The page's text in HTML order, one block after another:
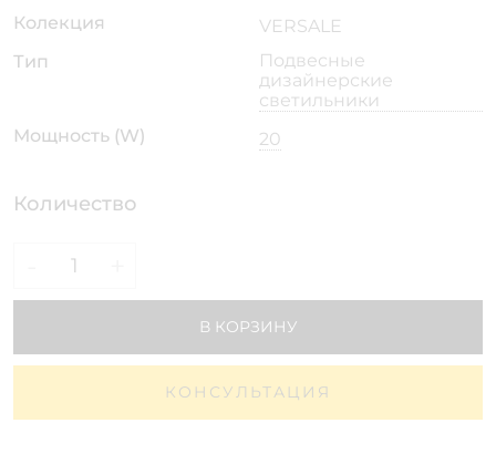
Колекция
VERSALE
Тип
Подвесные
дизайнерские
светильники
Мощность (W)
20
Количество
В КОРЗИНУ
КОНСУЛЬТАЦИЯ